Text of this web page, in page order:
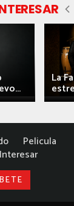
La
Pelicula